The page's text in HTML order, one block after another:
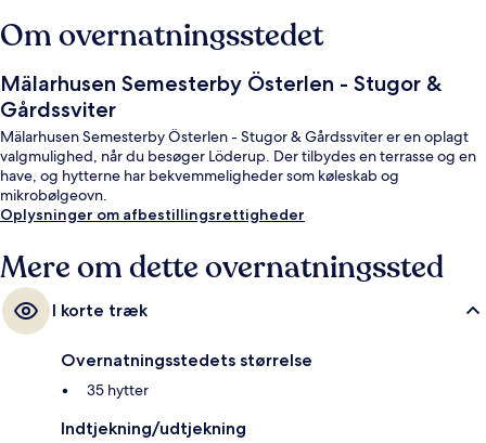
Om overnatningsstedet
Mälarhusen Semesterby Österlen - Stugor &
Gårdssviter
Mälarhusen Semesterby Österlen - Stugor & Gårdssviter er en oplagt
valgmulighed, når du besøger Löderup. Der tilbydes en terrasse og en
have, og hytterne har bekvemmeligheder som køleskab og
mikrobølgeovn.
Oplysninger om afbestillingsrettigheder
Mere om dette overnatningssted
I korte træk
Overnatningsstedets størrelse
35 hytter
Indtjekning/udtjekning